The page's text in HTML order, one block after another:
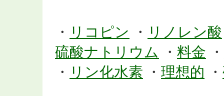
・ リコピン ・ リノレン酸
硫酸ナトリウム
・ 料金 ・
・ リン化水素 ・ 理想的 ・